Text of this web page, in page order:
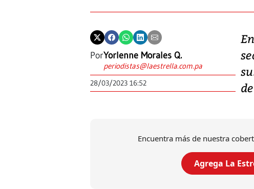
PorYorlenne Morales Q.
periodistas@laestrella.com.pa
28/03/2023 16:52
Encuentra más de nuestra
Agrega La